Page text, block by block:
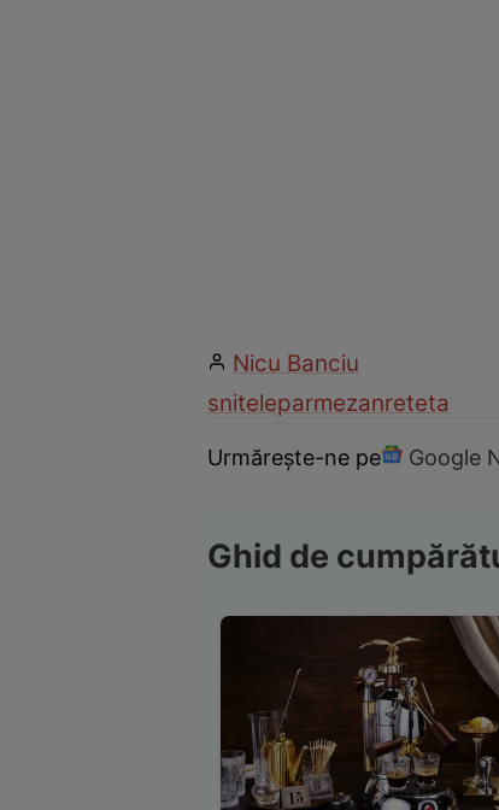
Nicu Banciu
sniteleparmezanreteta
Urmărește-ne pe Google
Ghid de